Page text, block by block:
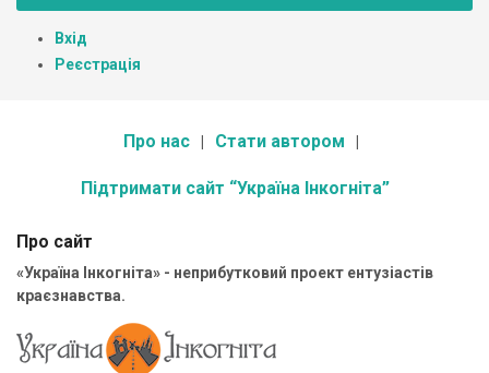
Вхід
Реєстрація
Про нас Стати автором
Підтримати сайт “Україна Інкогніта”
Про сайт
«Україна Інкогніта» - неприбутковий проект ентузіастів
краєзнавства.